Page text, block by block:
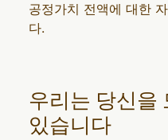
공정가치 전액에 대한
다.
우리는 당신을
있습니다